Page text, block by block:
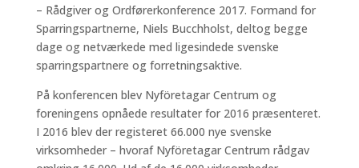
– Rådgiver og Ordførerkonference 2017. Formand for
Sparringspartnerne, Niels Bucchholst, deltog begge
dage og netværkede med ligesindede svenske
sparringspartnere og forretningsaktive.
På konferencen blev Nyföretagar Centrum og
foreningens opnåede resultater for 2016 præsenteret.
I 2016 blev der registeret 66.000 nye svenske
virksomheder – hvoraf Nyföretagar Centrum rådgav